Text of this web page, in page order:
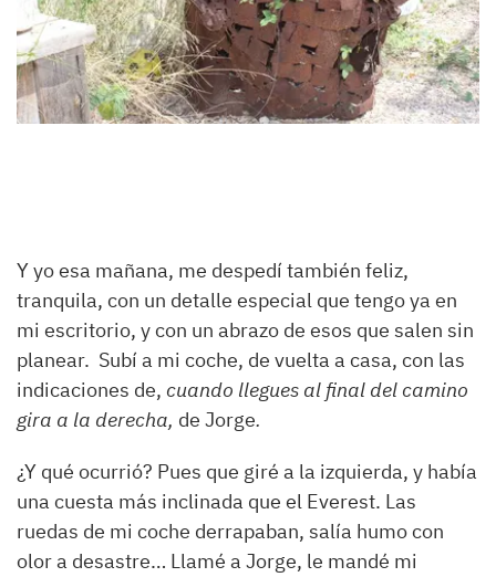
Y yo esa mañana, me despedí también feliz,
tranquila, con un detalle especial que tengo ya en
mi escritorio, y con un abrazo de esos que salen sin
planear. Subí a mi coche, de vuelta a casa, con las
indicaciones de, cuando llegues al final del camino
gira a la derecha, de Jorge.
¿Y qué ocurrió? Pues que giré a la izquierda, y había
una cuesta más inclinada que el Everest. Las
ruedas de mi coche derrapaban, salía humo con
olor a desastre… Llamé a Jorge, le mandé mi